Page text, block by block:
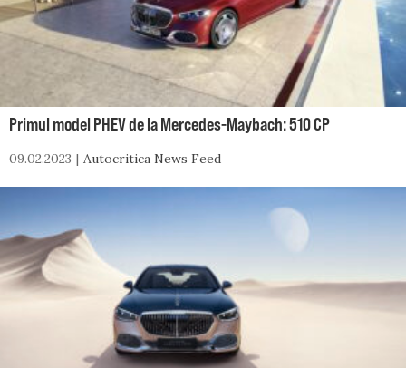
Primul model PHEV de la Mercedes-Maybach: 510 CP
09.02.2023 Autocritica News Feed